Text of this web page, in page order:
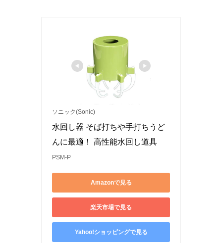
ソニック(Sonic)
水回し器 そば打ちや手打ちうど
んに最適！ 高性能水回し道具
PSM-P
Amazonで見る
楽天市場で見る
Yahoo!ショッピングで見る